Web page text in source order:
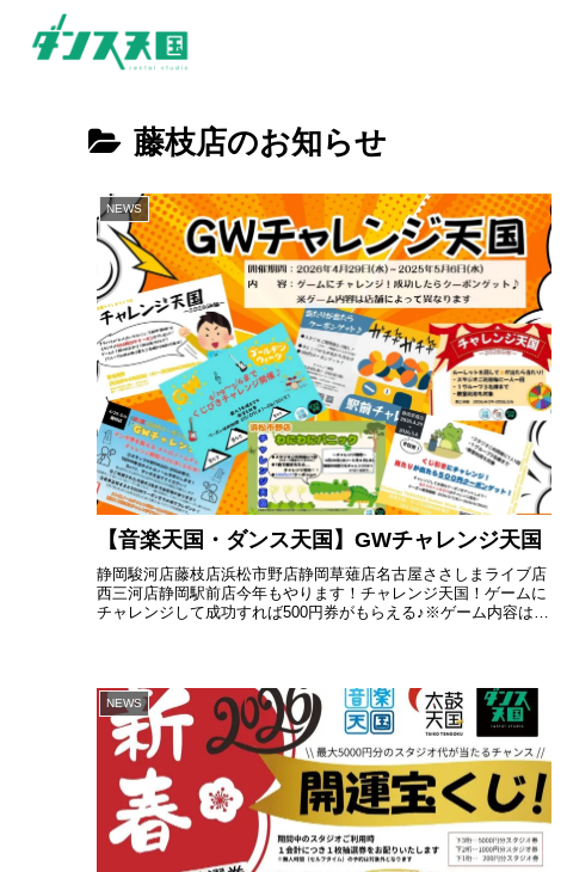
藤枝店のお知らせ
NEWS
【音楽天国・ダンス天国】GWチャレンジ天国
静岡駿河店藤枝店浜松市野店静岡草薙店名古屋ささしまライブ店
西三河店静岡駅前店今年もやります！チャレンジ天国！ゲームに
チャレンジして成功すれば500円券がもらえる♪※ゲーム内容は店
NEWS